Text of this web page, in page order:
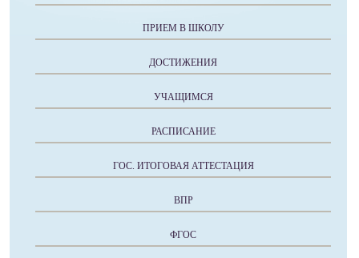
ПРИЕМ В ШКОЛУ
ДОСТИЖЕНИЯ
УЧАЩИМСЯ
РАСПИСАНИЕ
ГОС. ИТОГОВАЯ АТТЕСТАЦИЯ
ВПР
ФГОС